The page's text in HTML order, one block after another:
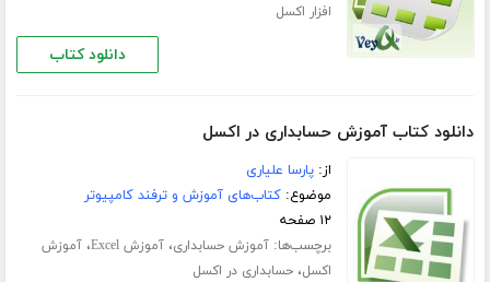
افزار اکسل
دانلود کتاب
دانلود کتاب آموزش حسابداری در اکسل
از:پارسا علیاری
موضوع:کتاب‌های آموزش و ترفند کامپیوتر
۱۲ صفحه
برچسب‌ها:آموزش حسابداری،آموزش Excel ،آموزش
اکسل،حسابداری در اکسل